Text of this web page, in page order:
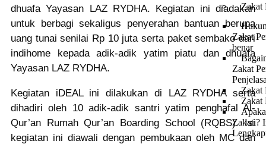
Zakat
Zakat
benar
Zakat
Zakat
Zakat
Zakati?
dhuafa Yayasan LAZ RYDHA. Kegiatan ini diadakan
untuk berbagi sekaligus penyerahan bantuan berupa
uang tunai senilai Rp 10 juta serta paket sembako dari
indihome kepada adik-adik yatim piatu dan dhuafa
Yayasan LAZ RYDHA.
Kegiatan iDEAL ini dilakukan di LAZ RYDHA serta
dihadiri oleh 10 adik-adik santri yatim penghafal Al-
Qur’an Rumah Qur’an Boarding School (RQBS). Isi
kegiatan ini diawali dengan pembukaan oleh MC dan